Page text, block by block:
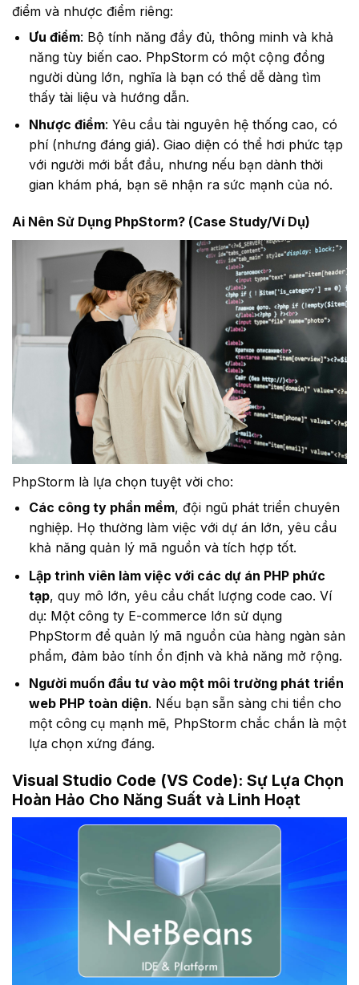
điểm và nhược điểm riêng:
Ưu điểm: Bộ tính năng đầy đủ, thông minh và khả
năng tùy biến cao. PhpStorm có một cộng đồng
người dùng lớn, nghĩa là bạn có thể dễ dàng tìm
thấy tài liệu và hướng dẫn.
Nhược điểm: Yêu cầu tài nguyên hệ thống cao, có
phí (nhưng đáng giá). Giao diện có thể hơi phức tạp
với người mới bắt đầu, nhưng nếu bạn dành thời
gian khám phá, bạn sẽ nhận ra sức mạnh của nó.
Ai Nên Sử Dụng PhpStorm? (Case Study/Ví Dụ)
PhpStorm là lựa chọn tuyệt vời cho:
Các công ty phần mềm, đội ngũ phát triển chuyên
nghiệp. Họ thường làm việc với dự án lớn, yêu cầu
khả năng quản lý mã nguồn và tích hợp tốt.
Lập trình viên làm việc với các dự án PHP phức
tạp, quy mô lớn, yêu cầu chất lượng code cao. Ví
dụ: Một công ty E-commerce lớn sử dụng
PhpStorm để quản lý mã nguồn của hàng ngàn sản
phẩm, đảm bảo tính ổn định và khả năng mở rộng.
Người muốn đầu tư vào một môi trường phát triển
web PHP toàn diện. Nếu bạn sẵn sàng chi tiền cho
một công cụ mạnh mẽ, PhpStorm chắc chắn là một
lựa chọn xứng đáng.
Visual Studio Code (VS Code): Sự Lựa Chọn
Hoàn Hảo Cho Năng Suất và Linh Hoạt